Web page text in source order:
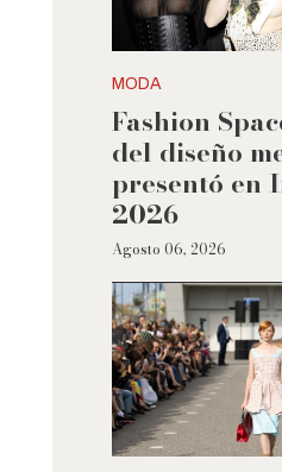
MODA
Fashion
del diseño
presentó en
2026
Agosto 06, 2026